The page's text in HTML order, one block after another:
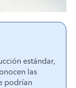
estándar,
las
podrían